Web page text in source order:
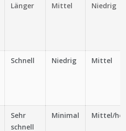
Länger Mittel Niedrig
Schnell Niedrig Mittel
Sehr
schnell
Minimal Mittel/